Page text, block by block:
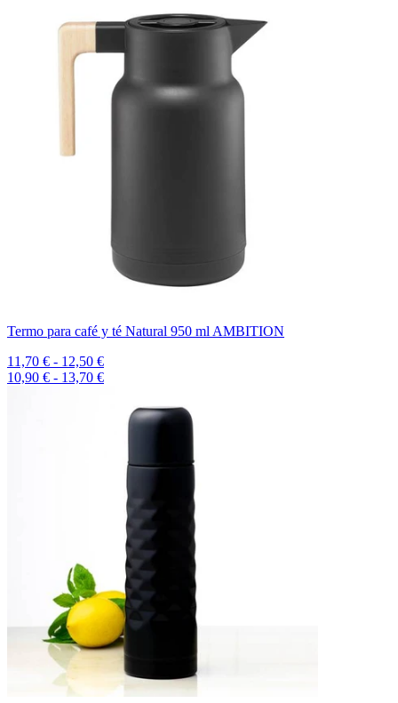
Termo para café y té Natural 950 ml AMBITION
11,70 € - 12,50 €
10,90 € - 13,70 €